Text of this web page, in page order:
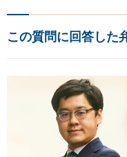
この質問に回答した